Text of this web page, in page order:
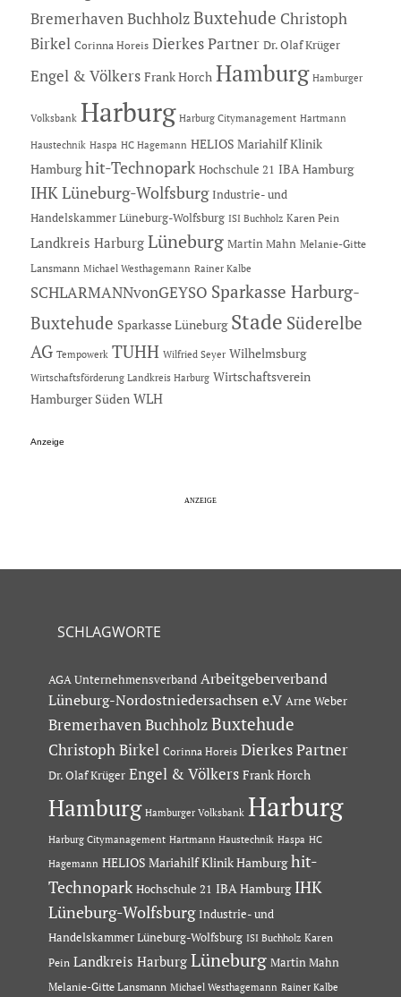
Bremerhaven Buchholz Buxtehude Christoph
Birkel Corinna Horeis Dierkes Partner Dr. Olaf Krüger
Engel & Völkers Frank Horch Hamburg Hamburger
Volksbank Harburg Harburg Citymanagement Hartmann
Haustechnik Haspa HC Hagemann HELIOS Mariahilf Klinik
Hamburg hit-Technopark Hochschule 21 IBA Hamburg
IHK Lüneburg-Wolfsburg Industrie- und
Handelskammer Lüneburg-Wolfsburg ISI Buchholz Karen Pein
Landkreis Harburg Lüneburg Martin Mahn Melanie-Gitte
Lansmann Michael Westhagemann Rainer Kalbe
SCHLARMANNvonGEYSO Sparkasse Harburg-
Buxtehude Sparkasse Lüneburg Stade Süderelbe
AG Tempowerk TUHH Wilfried Seyer Wilhelmsburg
Wirtschaftsförderung Landkreis Harburg Wirtschaftsverein
Hamburger Süden WLH
Anzeige
SCHLAGWORTE
AGA Unternehmensverband Arbeitgeberverband
Lüneburg-Nordostniedersachsen e.V Arne Weber
Bremerhaven Buchholz Buxtehude
Christoph Birkel Corinna Horeis Dierkes Partner
Dr. Olaf Krüger Engel & Völkers Frank Horch
Hamburg Hamburger Volksbank Harburg
Harburg Citymanagement Hartmann Haustechnik Haspa HC
Hagemann HELIOS Mariahilf Klinik Hamburg hit-
Technopark Hochschule 21 IBA Hamburg IHK
Lüneburg-Wolfsburg Industrie- und
Handelskammer Lüneburg-Wolfsburg ISI Buchholz Karen
Pein Landkreis Harburg Lüneburg Martin Mahn
Melanie-Gitte Lansmann Michael Westhagemann Rainer Kalbe